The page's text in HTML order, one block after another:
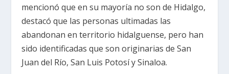
mencionó que en su mayoría no son de Hidalgo,
destacó que las personas ultimadas las
abandonan en territorio hidalguense, pero han
sido identificadas que son originarias de San
Juan del Río, San Luis Potosí y Sinaloa.